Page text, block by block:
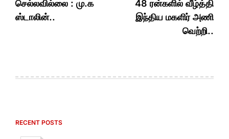
செல்லவில்லை : மு.க
ஸ்டாலின்..
48 ரன்களில் வீழ்த்தி
இந்திய மகளிர் அணி
வெற்றி..
RECENT POSTS